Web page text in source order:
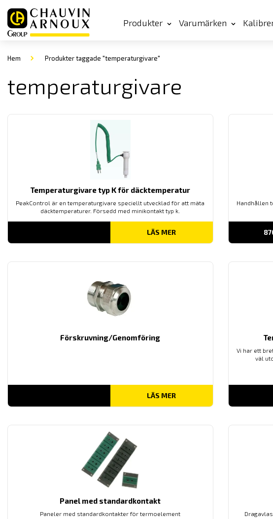
Produkter Varumärken
Hem Produkter taggade "temperaturgivare"
temperaturgivare
Temperaturgivare typ K för däcktemperatur
PeakControl är en temperaturgivare speciellt utvecklad för att mäta
däcktemperaturer. Försedd med minikontakt typ k.
LÄS MER
Handhållen
Förskruvning/Genomföring
LÄS MER
Vi har ett
väl
Panel med standardkontakt
Paneler med standardkontakter för termoelement